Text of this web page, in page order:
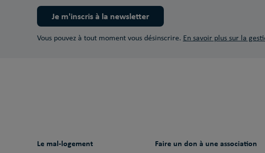
Je m'inscris à la newsletter
Vous pouvez à tout moment vous désinscrire. En savoir plus sur la
Le mal-logement Faire un don à une association